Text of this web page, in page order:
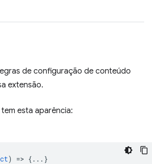
de configuração de conteúdo
extensão.
tem esta aparência:
) => {...}